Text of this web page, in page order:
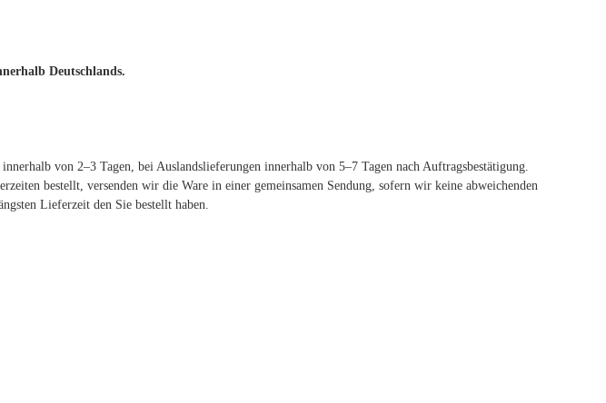
Deutschlands.
von 2–3 Tagen, bei Auslandslieferungen innerhalb von 5–7 Tagen nach Auftragsbestätigung.
bestellt, versenden wir die Ware in einer gemeinsamen Sendung, sofern wir keine abweichenden
Lieferzeit den Sie bestellt haben.